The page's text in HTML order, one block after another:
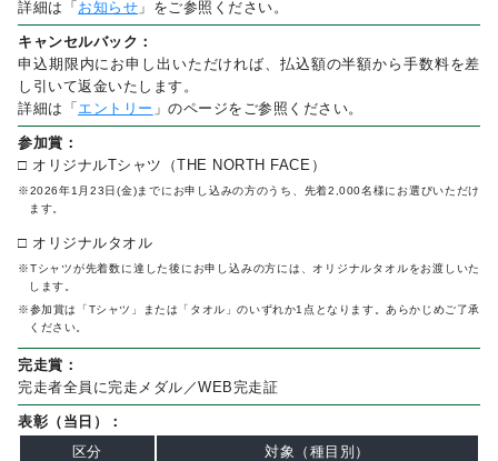
詳細は「 お知らせ 」をご参照ください。
キャンセルバック：
申込期限内にお申し出いただければ、払込額の半額から手数料を差
し引いて返金いたします。
詳細は「 エントリー 」のページをご参照ください。
参加賞：
□ オリジナルTシャツ（THE NORTH FACE）
※2026年1月23日(金)までにお申し込みの方のうち、先着2,000名様にお選びいただけ
ます。
□ オリジナルタオル
※Tシャツが先着数に達した後にお申し込みの方には、オリジナルタオルをお渡しいた
します。
※参加賞は「Tシャツ」または「タオル」のいずれか1点となります。あらかじめご了承
ください。
完走賞：
完走者全員に完走メダル／WEB完走証
表彰（当日）：
区分
対象（種目別）